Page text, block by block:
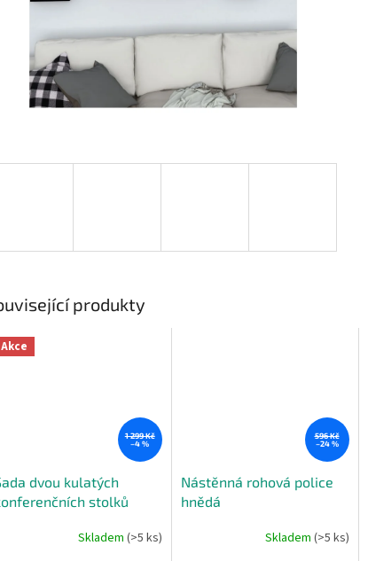
produkty
Akce
1 299 Kč
–4 %
dvou kulatých
stolků
Skladem (>5 ks)
596 Kč
–24 %
Nástěnná rohová police
hnědá
Skladem (>5 ks)